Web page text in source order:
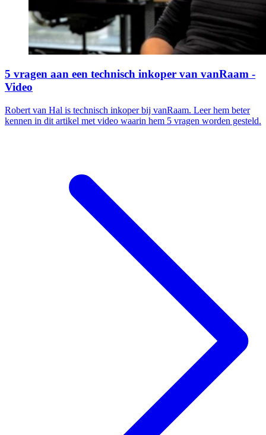
5 vragen aan een technisch inkoper van vanRaam -
Video
Robert van Hal is technisch inkoper bij vanRaam. Leer hem beter
kennen in dit artikel met video waarin hem 5 vragen worden gesteld.